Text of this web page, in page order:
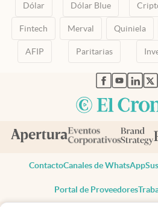
Dólar Dólar Blue
Fintech Merval Quiniela
AFIP Paritarias
abre enabre en
ContactoCanales de WhatsApp
Portal de Proveedores